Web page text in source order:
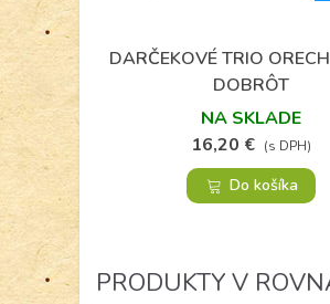
Obľúbené
DARČEKOVÉ TRIO
DOBRÔT
NA SKLADE
16,20 € (s DPH)
Do košíka
PRODUKTY V